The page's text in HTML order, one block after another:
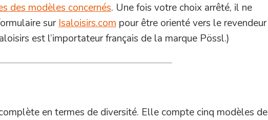
des modèles concernés. Une fois votre choix arrêté, il ne
sur Isaloisirs.com pour être orienté vers le revendeur
est l’importateur français de la marque Pössl.)
en termes de diversité. Elle compte cinq modèles de